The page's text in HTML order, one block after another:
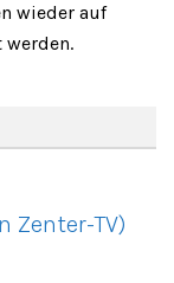
wieder auf
werden.
Zenter-TV)